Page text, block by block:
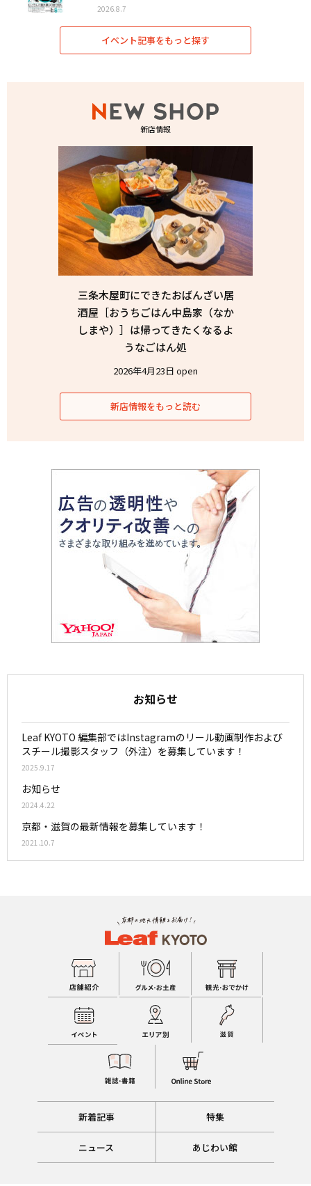
2026.8.7
イベント記事をもっと探す
新店情報
三条木屋町にできたおばんざい居
酒屋［おうちごはん中島家（なか
しまや）］は帰ってきたくなるよ
うなごはん処
2026年4月23日 open
新店情報をもっと読む
お知らせ
Leaf KYOTO 編集部ではInstagramのリール動画制作および
スチール撮影スタッフ（外注）を募集しています！
2025.9.17
お知らせ
2024.4.22
京都・滋賀の最新情報を募集しています！
2021.10.7
新着記事 特集
ニュース あじわい館